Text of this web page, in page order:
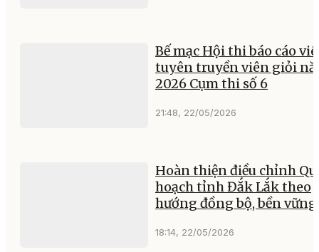
Bế mạc Hội thi báo cáo
tuyên truyền viên giỏi
2026 Cụm thi số 6
21:48, 22/05/2026
Hoàn thiện điều chỉnh
hoạch tỉnh Đắk Lắk theo
hướng đồng bộ, bền vững
18:14, 22/05/2026